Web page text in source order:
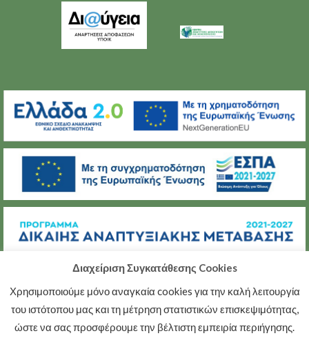
(C) ΜΕΤΑΒΑΣΗ Α.Ε.
ΠΟΛΙΤΙΚΉ ΑΠΟΡΡΉΤΟΥ
Διαχείριση Συγκατάθεσης Cookies
Χρησιμοποιούμε μόνο αναγκαία cookies για την καλή λειτουργία
του ιστότοπου μας και τη μέτρηση στατιστικών επισκεψιμότητας,
ώστε να σας προσφέρουμε την βέλτιστη εμπειρία περιήγησης.